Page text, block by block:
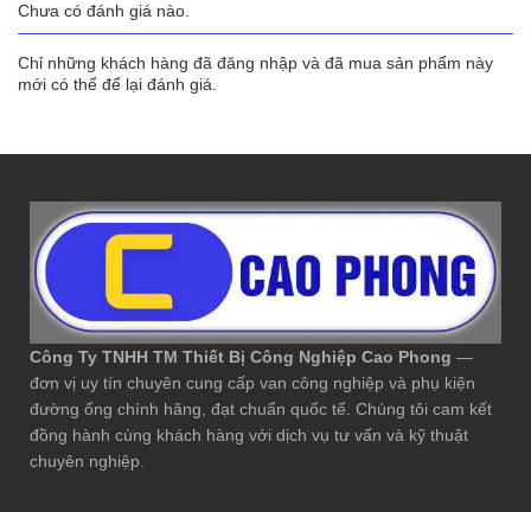
Chưa có đánh giá nào.
Chỉ những khách hàng đã đăng nhập và đã mua sản phẩm này
mới có thể để lại đánh giá.
Công Ty TNHH TM Thiết Bị Công Nghiệp Cao Phong —
đơn vị uy tín chuyên cung cấp van công nghiệp và phụ kiện
đường ống chính hãng, đạt chuẩn quốc tế. Chúng tôi cam kết
đồng hành cùng khách hàng với dịch vụ tư vấn và kỹ thuật
chuyên nghiệp.